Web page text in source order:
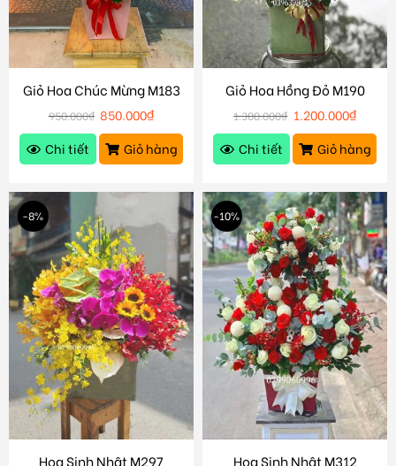
Giỏ Hoa Chúc Mừng M183
950.000₫ 850.000₫
Chi tiết
Giỏ hàng
Giỏ Hoa Hồng Đỏ M190
1.300.000₫ 1.200.000₫
Chi tiết
Giỏ hàng
-8%
Hoa Sinh Nhật M297
-10%
Hoa Sinh Nhật M312